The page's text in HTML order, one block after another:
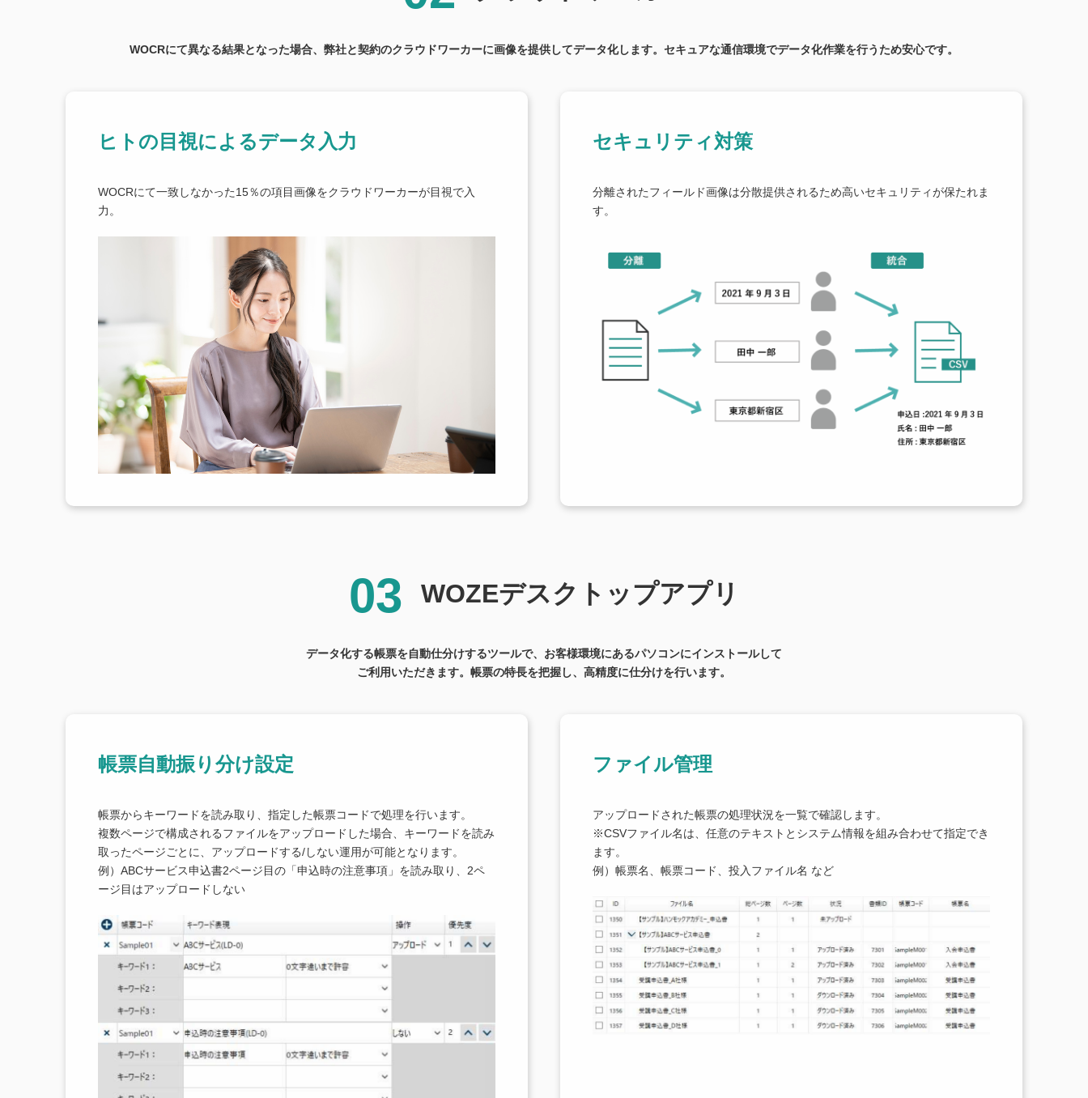
WOCRにて異なる結果となった場合、弊社と契約のクラウドワーカーに画像を提供してデータ化します。セキュアな通信環境でデータ化作業を行うため安心です。
ヒトの目視によるデータ入力
WOCRにて一致しなかった15％の項目画像をクラウドワーカーが目視で入
力。
セキュリティ対策
分離されたフィールド画像は分散提供されるため高いセキュリティが保たれま
す。
03 WOZEデスクトップアプリ
データ化する帳票を自動仕分けするツールで、お客様環境にあるパソコンにインストールして
ご利用いただきます。帳票の特長を把握し、高精度に仕分けを行います。
帳票自動振り分け設定
帳票からキーワードを読み取り、指定した帳票コードで処理を行います。
複数ページで構成されるファイルをアップロードした場合、キーワードを読み
取ったページごとに、アップロードする/しない運用が可能となります。
例）ABCサービス申込書2ページ目の「申込時の注意事項」を読み取り、2ペ
ージ目はアップロードしない
ファイル管理
アップロードされた帳票の処理状況を一覧で確認します。
※CSVファイル名は、任意のテキストとシステム情報を組み合わせて指定でき
ます。
例）帳票名、帳票コード、投入ファイル名 など